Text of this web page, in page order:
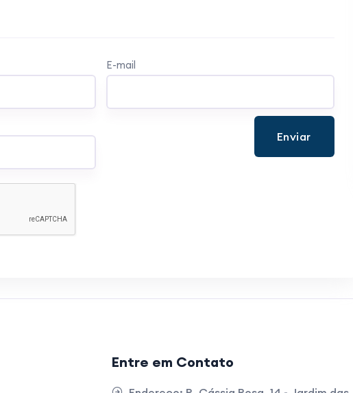
E-mail
Enviar
Entre em Contato